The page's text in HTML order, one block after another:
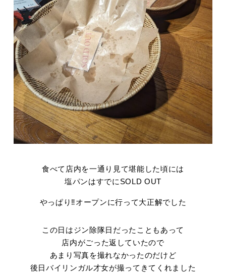
食べて店内を一通り見て堪能した頃には
塩パンはすでにSOLD OUT
やっぱり‼オープンに行って大正解でした
この日はジン除隊日だったこともあって
店内がごった返していたので
あまり写真を撮れなかったのだけど
後日バイリンガル才女が撮ってきてくれました